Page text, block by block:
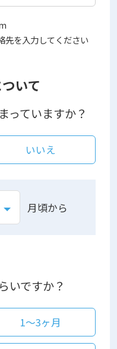
先を入力してください
いて
っていますか？
いいえ
月頃から
いですか？
1～3ヶ月